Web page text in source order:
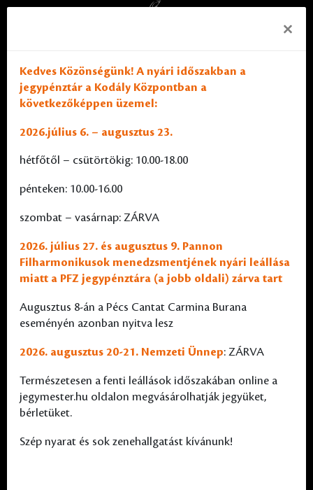
×
Kedves Közönségünk! A nyári időszakban a
jegypénztár a Kodály Központban a
következőképpen üzemel:
2026.július 6. – augusztus 23.
hétfőtől – csütörtökig: 10.00-18.00
pénteken: 10.00-16.00
szombat – vasárnap: ZÁRVA
2026. július 27. és augusztus 9. Pannon
Filharmonikusok menedzsmentjének nyári leállása
miatt a PFZ jegypénztára (a jobb oldali) zárva tart
Augusztus 8-án a Pécs Cantat Carmina Burana
eseményén azonban nyitva lesz
2026. augusztus 20-21. Nemzeti Ünnep: ZÁRVA
Természetesen a fenti leállások időszakában online a
jegymester.hu oldalon megvásárolhatják jegyüket,
bérletüket.
Szép nyarat és sok zenehallgatást kívánunk!